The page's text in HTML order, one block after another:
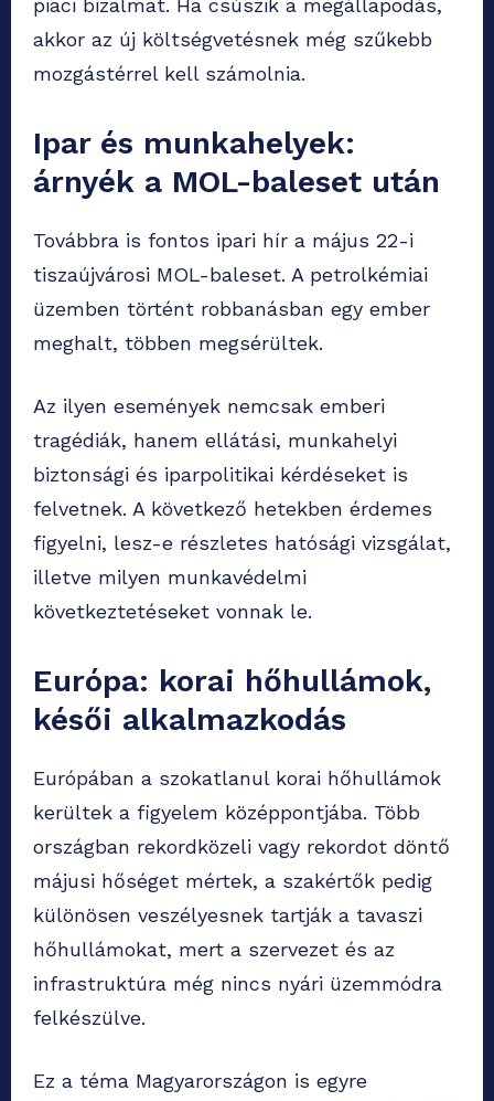
piaci bizalmat. Ha csúszik a megállapodás,
akkor az új költségvetésnek még szűkebb
mozgástérrel kell számolnia.
Ipar és munkahelyek:
árnyék a MOL-baleset után
Továbbra is fontos ipari hír a május 22-i
tiszaújvárosi MOL-baleset. A petrolkémiai
üzemben történt robbanásban egy ember
meghalt, többen megsérültek.
Az ilyen események nemcsak emberi
tragédiák, hanem ellátási, munkahelyi
biztonsági és iparpolitikai kérdéseket is
felvetnek. A következő hetekben érdemes
figyelni, lesz-e részletes hatósági vizsgálat,
illetve milyen munkavédelmi
következtetéseket vonnak le.
Európa: korai hőhullámok,
késői alkalmazkodás
Európában a szokatlanul korai hőhullámok
kerültek a figyelem középpontjába. Több
országban rekordközeli vagy rekordot döntő
májusi hőséget mértek, a szakértők pedig
különösen veszélyesnek tartják a tavaszi
hőhullámokat, mert a szervezet és az
infrastruktúra még nincs nyári üzemmódra
felkészülve.
Ez a téma Magyarországon is egyre